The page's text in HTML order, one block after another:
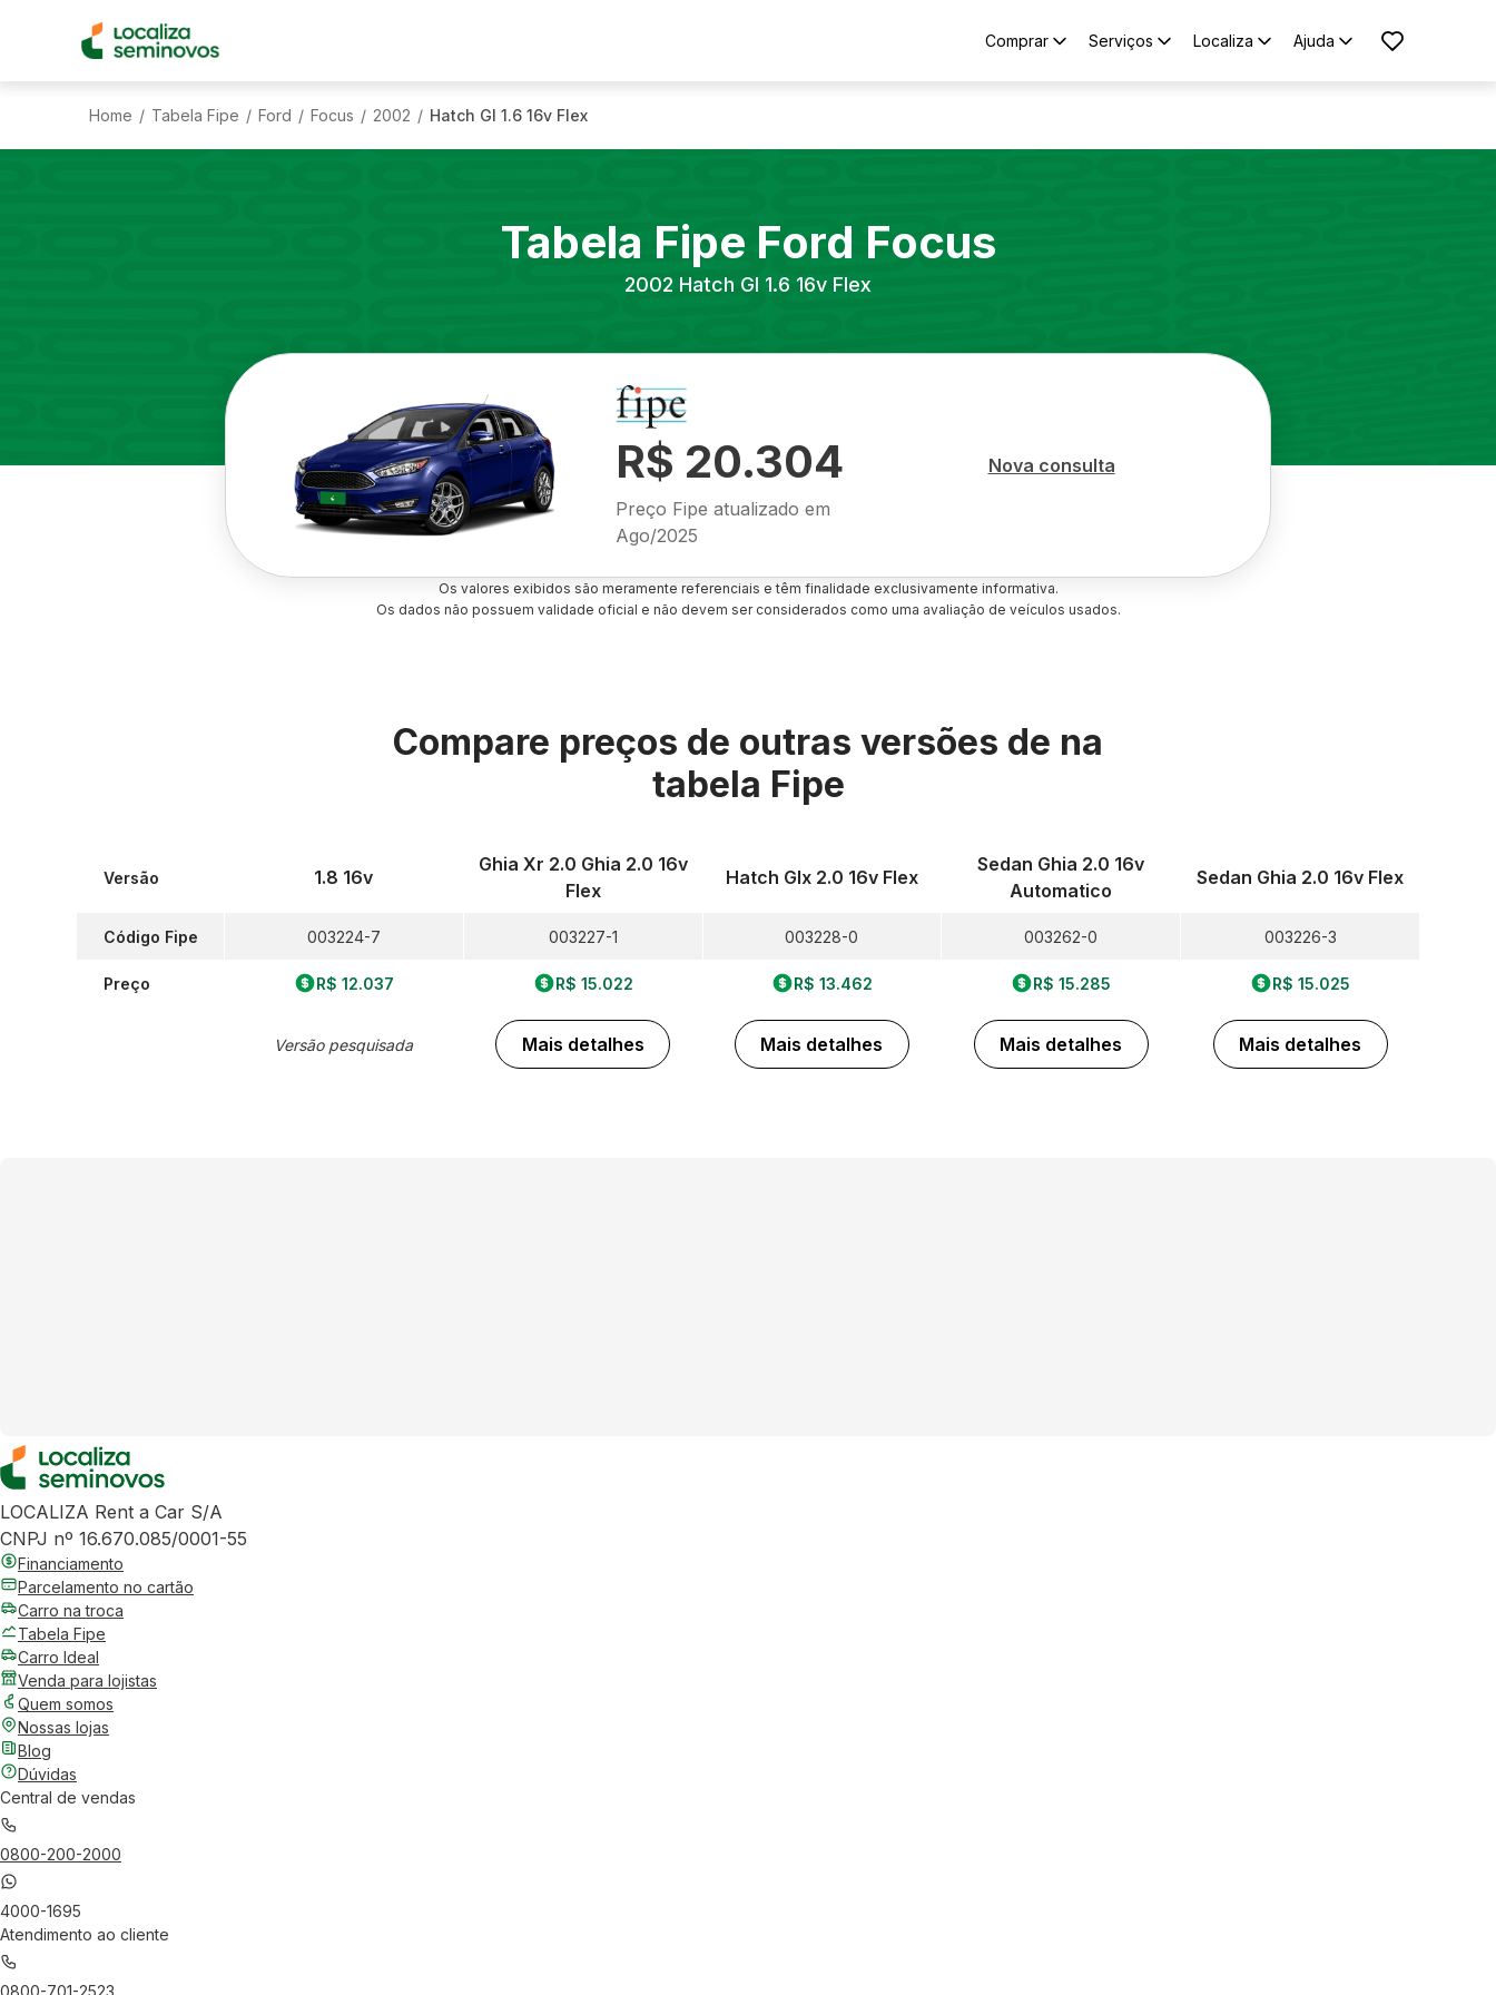
Comprar Serviços Localiza Ajuda
Home / Tabela Fipe / Ford / Focus / 2002 / Hatch Gl 1.6 16v Flex
Tabela Fipe Ford Focus
2002 Hatch Gl 1.6 16v Flex
R$ 20.304
Preço Fipe atualizado em
Ago/2025
Nova consulta
Os valores exibidos são meramente referenciais e têm finalidade exclusivamente informativa.
Os dados não possuem validade oficial e não devem ser considerados como uma avaliação de veículos usados.
Compare preços de outras versões de na
tabela Fipe
Versão
Código Fipe
Preço
1.8 16v
003224-7
R$ 12.037
Versão pesquisada
Ghia Xr 2.0 Ghia 2.0 16v
Flex
003227-1
R$ 15.022
Mais detalhes
Hatch Glx 2.0 16v Flex
003228-0
R$ 13.462
Mais detalhes
Sedan Ghia 2.0 16v
Automatico
003262-0
R$ 15.285
Mais detalhes
Sedan Ghia 2.0 16v Flex
003226-3
R$ 15.025
Mais detalhes
LOCALIZA Rent a Car S/A
CNPJ nº 16.670.085/0001-55
Financiamento
Parcelamento no cartão
Carro na troca
Tabela Fipe
Carro Ideal
Venda para lojistas
Quem somos
Nossas lojas
Blog
Dúvidas
Central de vendas
0800-200-2000
4000-1695
Atendimento ao cliente
0800-701-2523